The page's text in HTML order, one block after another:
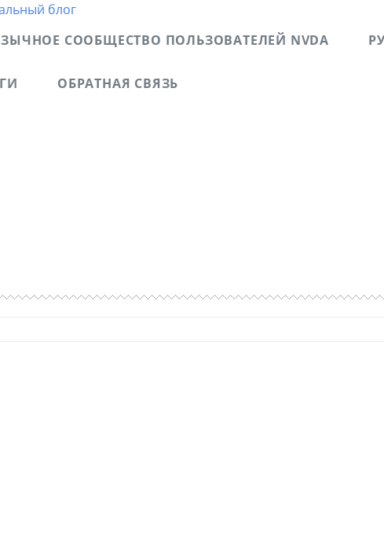
блог
СООБЩЕСТВО ПОЛЬЗОВАТЕЛЕЙ NVDA
ОБРАТНАЯ СВЯЗЬ